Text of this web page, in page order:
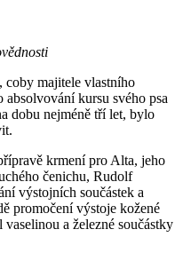
coby majitele vlastního
absolvování kursu svého psa
dobu nejméně tří let, bylo
krmení pro Alta, jeho
čenichu, Rudolf
výstojních součástek a
promočení výstoje kožené
a železné součástky